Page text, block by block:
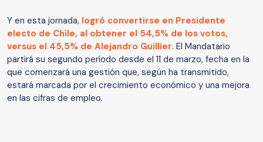
Y en esta jornada, logró convertirse en Presidente
electo de Chile, al obtener el 54,5% de los votos,
versus el 45,5% de Alejandro Guillier. El Mandatario
partirá su segundo período desde el 11 de marzo, fecha en la
que comenzará una gestión que, según ha transmitido,
estará marcada por el crecimiento económico y una mejora
en las cifras de empleo.